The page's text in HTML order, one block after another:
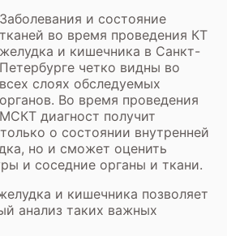
Заболевания и состояние
тканей во время проведения КТ
желудка и кишечника в Санкт-
Петербурге четко видны во
всех слоях обследуемых
органов. Во время проведения
МСКТ диагност получит
о состоянии внутренней
но и сможет оценить
и соседние органы и ткани.
и кишечника позволяет
анализ таких важных